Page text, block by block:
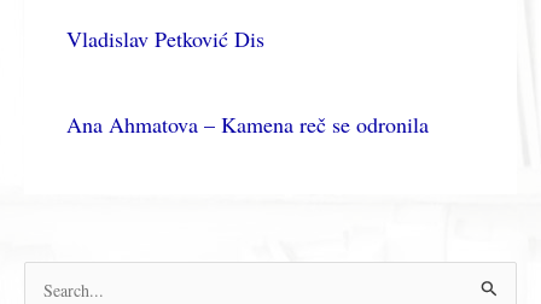
Vladislav Petković Dis
Ana Ahmatova – Kamena reč se odronila